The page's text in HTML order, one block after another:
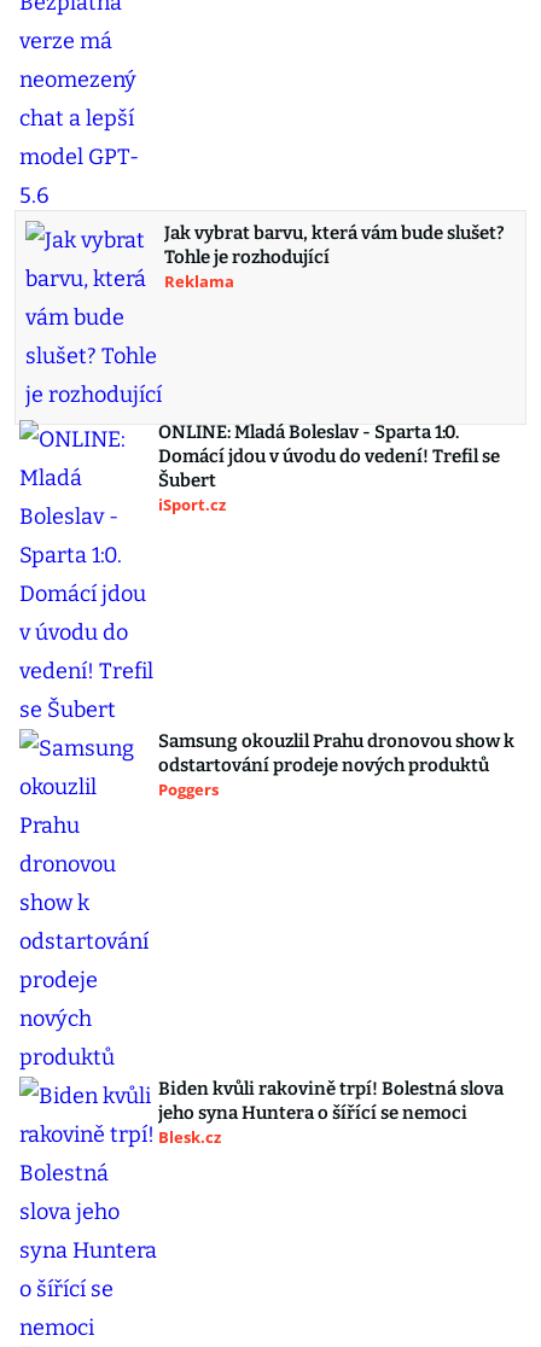
Jak vybrat barvu, která vám bude slušet?
Tohle je rozhodující
Reklama
ONLINE: Mladá Boleslav - Sparta 1:0.
Domácí jdou v úvodu do vedení! Trefil se
Šubert
iSport.cz
Samsung okouzlil Prahu dronovou show k
odstartování prodeje nových produktů
Poggers
Biden kvůli rakovině trpí! Bolestná slova
jeho syna Huntera o šířící se nemoci
Blesk.cz